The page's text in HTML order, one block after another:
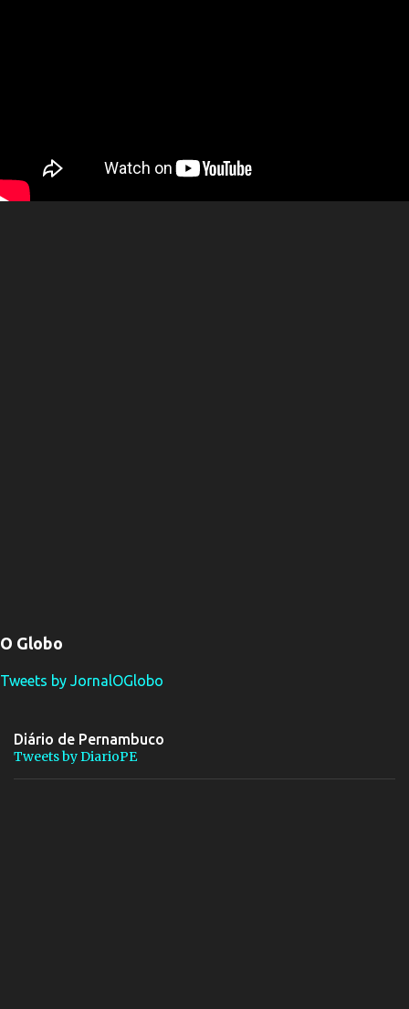
O Globo
Tweets by JornalOGlobo
Diário de Pernambuco
Tweets by DiarioPE